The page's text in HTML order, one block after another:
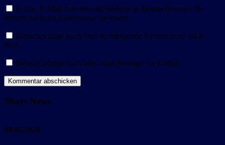
Name, E-Mail-Adresse und Website in diesem Browser für
meinen nächsten Kommentar speichern.
Benachrichtige mich über nachfolgende Kommentare via E-
Mail.
Benachrichtige mich über neue Beiträge via E-Mail.
Short News
09.03.2026